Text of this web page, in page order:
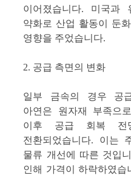
이어졌습니다. 미국과
약화로 산업 활동이 둔
영향을 주었습니다.
2. 공급 측면의 변화
일부 금속의 경우 공
아연은 원자재 부족으
이후 공급 회복 전
전환되었습니다. 이는
물류 개선에 따른 것입
인해 가격이 하락하였습